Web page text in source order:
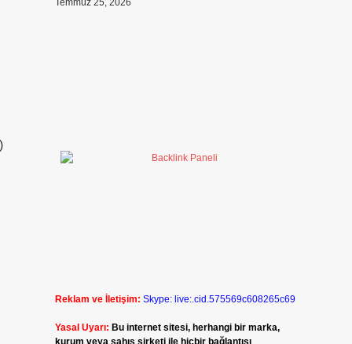
Temmuz 25, 2026
Reklam ve İletişim: Skype: live:.cid.575569c608265c69
Yasal Uyarı: Bu internet sitesi, herhangi bir marka,
kurum veya şahıs şirketi ile hiçbir bağlantısı